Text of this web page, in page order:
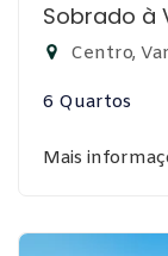
Sobrado à
Centro,
6 Quartos
Mais